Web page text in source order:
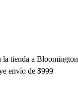
la tienda a
envío de $999